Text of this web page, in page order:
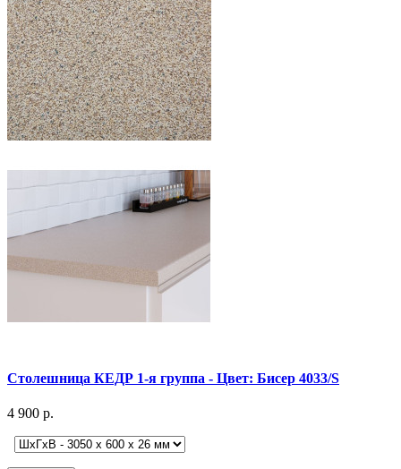
Столешница КЕДР 1-я группа - Цвет: Бисер 4033/S
4 900 р.